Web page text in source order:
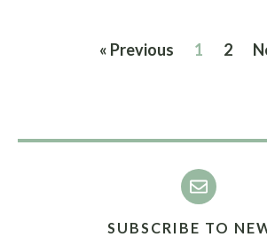
« Previous 1 2
SUBSCRIBE TO